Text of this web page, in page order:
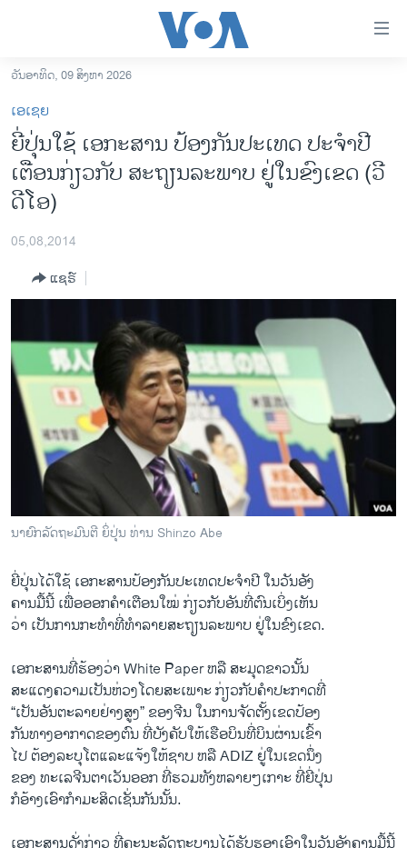
ເຂົ້າ
ຫາ
ຂ້າມ
ຂ້າມ
ຂ້າມ
ໄປ
ຫາ
ຊອກ
ລາວ
ອາເມຣິກາ
ການເລືອກຕັ້ງ ປະທານາທີບໍດີ ສະຫະລັດ 2024
ອິດສະຫຼະພາບດ້ານການຂ່າວ
ຊີວິດຊາວລາວ
ຊຸມຊົນຊາວລາວ
ວິທະຍາສາດ-ເທັກໂນໂລຈີ
ທຸລະກິດ
ພາສາອັງກິດ
ວີດີໂອ
ລາຍການກະຈາຍສຽງ
ລາຍງານ
ຕິດຕາມພວກເຮົາ ທີ່
ພາສາຕ່າງໆ
ວັນອາທິດ, 09 ສິງຫາ 2026
ເອເຊຍ
ຍີ່ປຸ່ນໃຊ້​​ ເອ​ກະສາ​ນ​ ປ້ອງ​ກັນ​ປ​ະ​ເທດ ປະຈຳ​ປີ
ເຕືອນ​ກ່ຽວ​ກັບ ​ສະຖຽນ​ລະ​ພາບ​ ຢູ່​ໃນ​ຂົງ​ເຂດ (ວີ
ດີໂອ)
05,08,2014
ແຊຣ໌
ນາຍົກລັດຖະມົນຕີ ຍິ່ປຸ່ນ ທ່ານ Shinzo Abe
ຍີ່ປຸ່ນໄດ້ໃຊ້ ເອ​ກະສາ​ນ​ປ້ອງ​ກັນ​ປ​ະ​ເທດປະຈຳ​ປີ ​ໃນ​ວັນ​ອັງ
ຄານ​ມື້​ນີ້ ​ເພື່ອອອກ​ຄຳເຕືອນ​ໃໝ່ ກ່ຽວ​ກັບ​ອັນ​ທີ່​ຕົນ​ເບິ່ງ​ເຫັນ
​ວ່າ ​ເປັນ​ການ​ກະທຳ​ທີ່​ທຳລາຍ​ສະຖຽນ​ລະ​ພາບ​ ຢູ່​ໃນ​ຂົງ​ເຂດ.
​ເອກ​ະສານ​ທີ່ຮ້ອງວ່າ​ White Paper ຫລື ສະມຸດ​ຂາວ​ນັ້ນ
ສະ​ແດ​ງຄວາມ​ເປັນ​ຫ່ວງໂດຍ​ສະ​ເພາ​ະ​ ກ່ຽວ​ກັບຄຳ​ປະກາດ​ທີ່
“​ເປັນ​ອັນຕະລາຍ​ຢ່າງສູງ” ຂອງ​ຈີນ ​ໃນ​ການຈັດ​ຕັ້ງເຂດປ້ອງ​
ກັນ​ທາງ​ອາກາດຂອງ​ຕົນ ທີ່​ບັງຄັບ​ໃຫ້​ເຮືອ​ບິນ​ທີ່​ບິນ​ຜ່ານ​ເຂົ້າ
​ໄປ ຕ້ອງ​ລະບຸ​ໂຕ​ແລະແຈ້ງ​ໃຫ້​ຊາບ ຫລື ADIZ ຢູ່​ໃນ​ເຂດນຶ່ງ​
ຂອງ​ ທະ​ເລ​ຈີນຕາ​ເວັນ​ອອກ ທີ່​ຮວມ​ທັງຫລາຍໆ​ເກາະ​ ທີ່ຍີ່ປຸ່ນ
ກໍ​ອ້າງ​ເອົາ​ກຳມະສິດ​ເຊັ່ນ​ກັນ​ນັ້ນ.